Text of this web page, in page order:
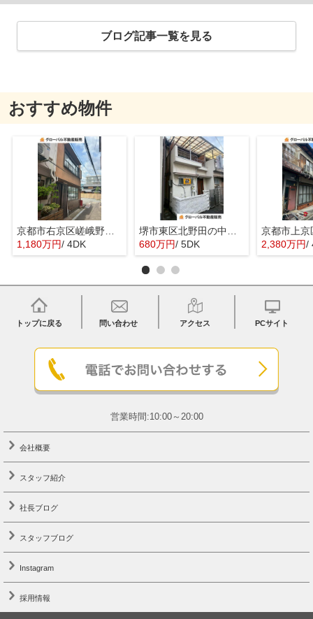
ブログ記事一覧を見る
おすすめ物件
京都市右京区嵯峨野宮ノ元町の中古一戸建
1,180万円/ 4DK
堺市東区北野田の中古一戸建
680万円/ 5DK 2,380万円/
トップに戻る 問い合わせ アクセス PCサイト
営業時間:10:00～20:00
会社概要
スタッフ紹介
社長ブログ
スタッフブログ
Instagram
採用情報